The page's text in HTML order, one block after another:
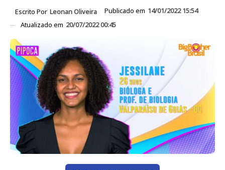
Escrito Por Leonan Oliveira Publicado em 14/01/2022 15:54
Atualizado em 20/07/2022 00:45